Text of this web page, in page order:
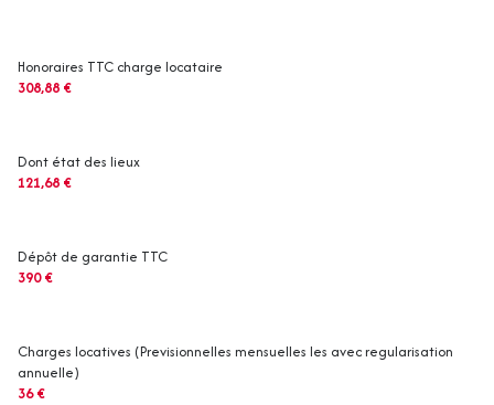
Honoraires TTC charge locataire
308,88 €
Dont état des lieux
121,68 €
Dépôt de garantie TTC
390 €
Charges locatives (Previsionnelles mensuelles les avec regularisation
annuelle)
36 €